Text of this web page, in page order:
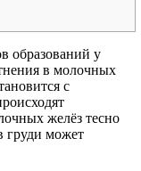
образований у
в молочных
с
желёз тесно
груди может